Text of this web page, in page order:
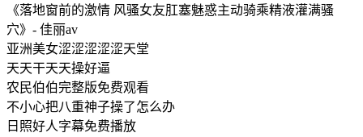
《落地窗前的激情 风骚女友肛塞魅惑主动骑乘精液灌满骚
穴》- 佳丽av
亚洲美女涩涩涩涩涩天堂
天天干天天操好逼
农民伯伯完整版免费观看
不小心把八重神子操了怎么办
日照好人字幕免费播放